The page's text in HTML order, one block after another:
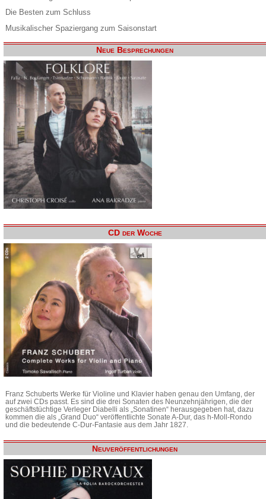
Die Besten zum Schluss
Musikalischer Spaziergang zum Saisonstart
Neue Besprechungen
CD der Woche
Franz Schuberts Werke für Violine und Klavier haben genau den Umfang, der
auf zwei CDs passt. Es sind die drei Sonaten des Neunzehnjährigen, die der
geschäftstüchtige Verleger Diabelli als „Sonatinen“ herausgegeben hat, dazu
kommen die als „Grand Duo“ veröffentlichte Sonate A-Dur, das h-Moll-Rondo
und die bedeutende C-Dur-Fantasie aus dem Jahr 1827.
Neuveröffentlichungen